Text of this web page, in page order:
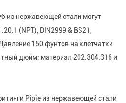
из нержавеющей стали могут
(NPT), DIN2999 & BS21,
150 фунтов на клетчатки
дюйм; материал 202.304.316 и
Pipie из нержавеющей стали